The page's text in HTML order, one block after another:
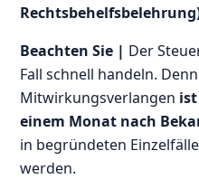
Beachten Sie | Der
Fall schnell handeln.
Mitwirkungsverlangen
einem Monat nach
in begründeten
werden.